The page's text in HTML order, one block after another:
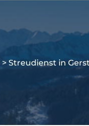
> Streudienst in